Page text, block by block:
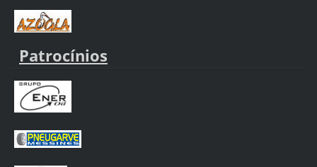
Patrocínios